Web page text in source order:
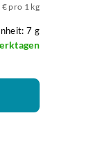
pro 1 kg
7 g